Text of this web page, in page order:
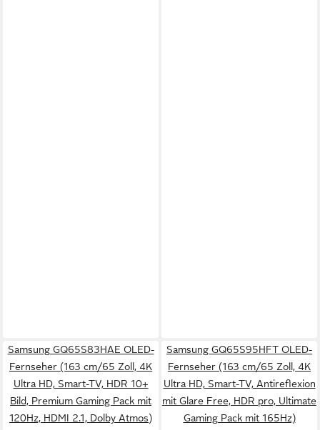
Samsung GQ65S83HAE OLED-
Fernseher (163 cm/65 Zoll, 4K
Ultra HD, Smart-TV, HDR 10+
Bild, Premium Gaming Pack mit
120Hz, HDMI 2.1, Dolby Atmos)
Samsung GQ65S95HFT OLED-
Fernseher (163 cm/65 Zoll, 4K
Ultra HD, Smart-TV, Antireflexion
mit Glare Free, HDR pro, Ultimate
Gaming Pack mit 165Hz)